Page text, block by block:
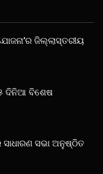
ଜିଲ୍ଲାସ୍ତରୀୟ
ଦିନିଆ ବିଶେଷ
ସାଧାରଣ ସଭା ଅନୁଷ୍ଠିତ